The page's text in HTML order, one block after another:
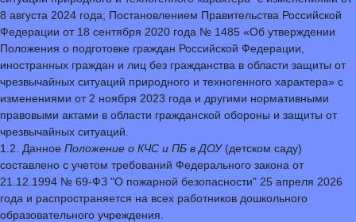
8 августа 2024 года; Постановлением Правительства Российской
Федерации от 18 сентября 2020 года № 1485 «Об утверждении
Положения о подготовке граждан Российской Федерации,
иностранных граждан и лиц без гражданства в области защиты от
чрезвычайных ситуаций природного и техногенного характера» с
изменениями от 2 ноября 2023 года и другими нормативными
правовыми актами в области гражданской обороны и защиты от
чрезвычайных ситуаций.
1.2. Данное Положение о КЧС и ПБ в ДОУ(детском саду)
составлено с учетом требований Федерального закона от
21.12.1994 № 69-ФЗ "О пожарной безопасности" 25 апреля 2026
года и распространяется на всех работников дошкольного
образовательного учреждения.